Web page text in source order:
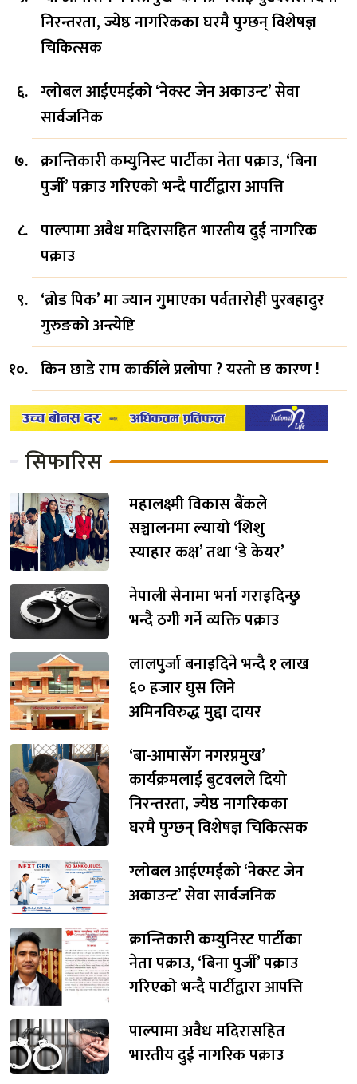
निरन्तरता, ज्येष्ठ नागरिकका घरमै पुग्छन् विशेषज्ञ
चिकित्सक
ग्लोबल आईएमईको ‘नेक्स्ट जेन अकाउन्ट’ सेवा
सार्वजनिक
क्रान्तिकारी कम्युनिस्ट पार्टीका नेता पक्राउ, ‘बिना
पुर्जी’ पक्राउ गरिएको भन्दै पार्टीद्वारा आपत्ति
पाल्पामा अवैध मदिरासहित भारतीय दुई नागरिक
पक्राउ
‘ब्रोड पिक’ मा ज्यान गुमाएका पर्वतारोही पुरबहादुर
गुरुङको अन्त्येष्टि
किन छाडे राम कार्कीले प्रलोपा ? यस्तो छ कारण !
सिफारिस
महालक्ष्मी विकास बैंकले
सञ्चालनमा ल्यायो ‘शिशु
स्याहार कक्ष’ तथा ‘डे केयर’
नेपाली सेनामा भर्ना गराइदिन्छु
भन्दै ठगी गर्ने व्यक्ति पक्राउ
लालपुर्जा बनाइदिने भन्दै १ लाख
६० हजार घुस लिने
अमिनविरुद्ध मुद्दा दायर
‘बा-आमासँग नगरप्रमुख’
कार्यक्रमलाई बुटवलले दियो
निरन्तरता, ज्येष्ठ नागरिकका
घरमै पुग्छन् विशेषज्ञ चिकित्सक
ग्लोबल आईएमईको ‘नेक्स्ट जेन
अकाउन्ट’ सेवा सार्वजनिक
क्रान्तिकारी कम्युनिस्ट पार्टीका
नेता पक्राउ, ‘बिना पुर्जी’ पक्राउ
गरिएको भन्दै पार्टीद्वारा आपत्ति
पाल्पामा अवैध मदिरासहित
भारतीय दुई नागरिक पक्राउ